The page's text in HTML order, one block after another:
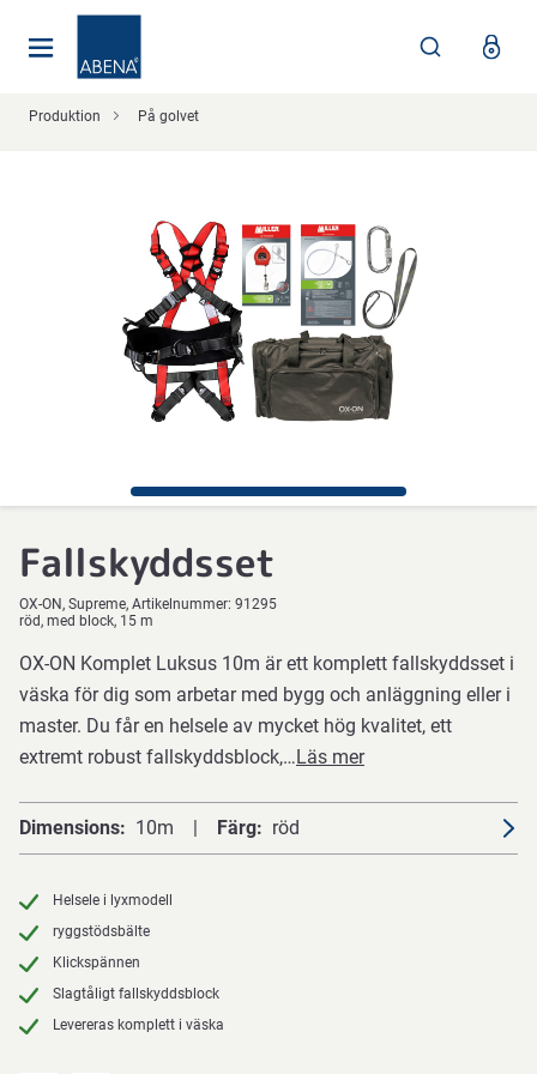
Produktion På golvet
Fallskyddsset
OX-ON Supreme Artikelnummer: 91295
röd, med block, 15 m
OX-ON Komplet Luksus 10m är ett komplett fallskyddsset i
väska för dig som arbetar med bygg och anläggning eller i
master. Du får en helsele av mycket hög kvalitet, ett
extremt robust fallskyddsblock,…Läs mer
Dimensions 10m Färg röd
Helsele i lyxmodell
ryggstödsbälte
Klickspännen
Slagtåligt fallskyddsblock
Levereras komplett i väska